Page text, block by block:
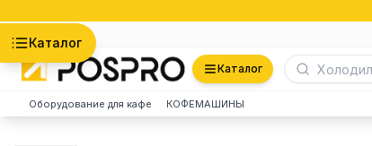
Каталог
Каталог
Оборудование для кафе КОФЕМАШИНЫ